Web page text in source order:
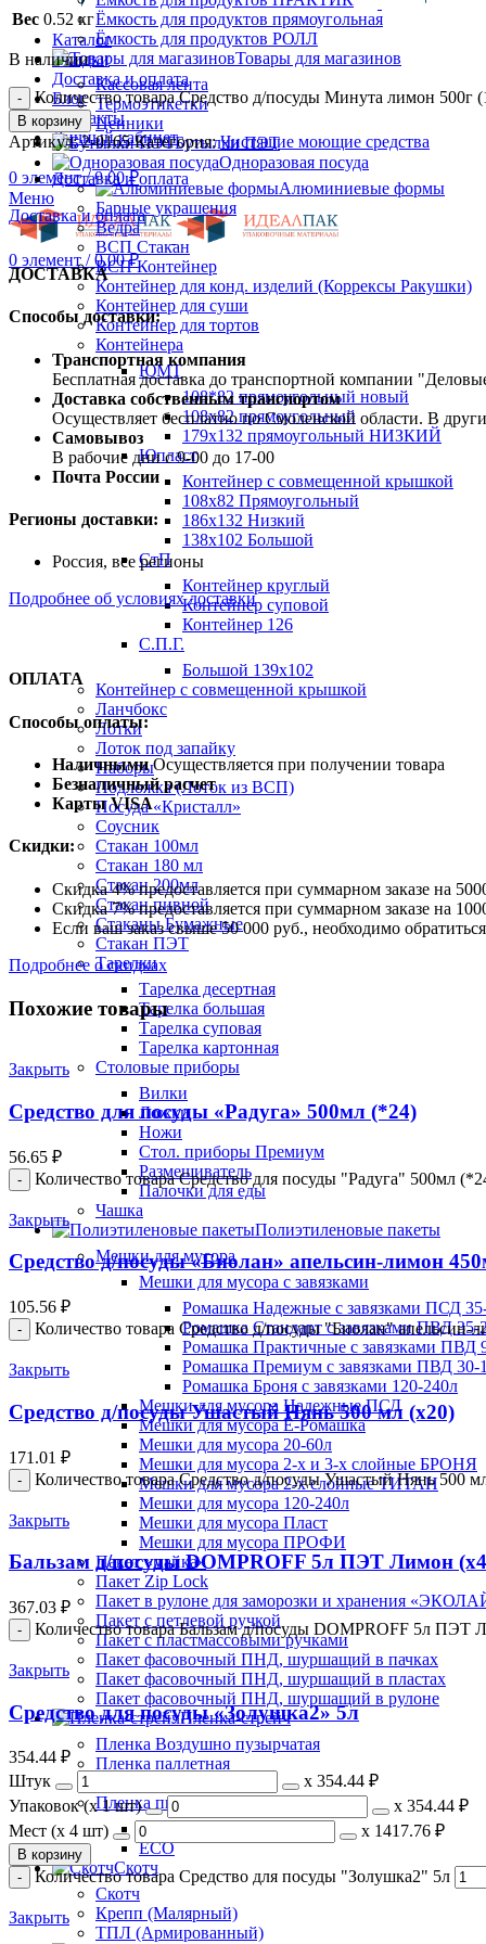
Каталог
Скидки
Доставка и оплата
Блог
Контакты
Личный кабинет
0 элемент / 0.00₽
Меню
0 элемент / 0.00₽
Ёмкость для продуктов прямоугольная
Ёмкость для продуктов РОЛЛ
Товары для магазинов
Кассовая лента
Термоэтикетки
Ценники
Бутылки ПЭТ
Одноразовая посуда
Алюминиевые формы
Барные украшения
Ведра
ВСП Стакан
ВСП Контейнер
Контейнер для конд. изделий (Коррексы Ракушки)
Контейнер для суши
Контейнер для тортов
Контейнера
ЮМТ
108*82 прямоугольный новый
108х82 прямоугольный
179х132 прямоугольный НИЗКИЙ
Юпласт
Контейнер с совмещенной крышкой
108х82 Прямоугольный
186х132 Низкий
138х102 Большой
СтП
Контейнер круглый
Контейнер суповой
Контейнер 126
С.П.Г.
Большой 139х102
Контейнер с совмещенной крышкой
Ланчбокс
Лотки
Лоток под запайку
Наборы
Подложка (Лоток из ВСП)
Посуда «Кристалл»
Соусник
Стакан 100мл
Стакан 180 мл
Стакан 200мл
Стакан пивной
Стаканы Бумажные
Стакан ПЭТ
Тарелки
Тарелка десертная
Тарелка большая
Тарелка суповая
Тарелка картонная
Столовые приборы
Вилки
Ложки
Ножи
Стол. приборы Премиум
Размешиватель
Палочки для еды
Чашка
Полиэтиленовые пакеты
Мешки для мусора
Мешки для мусора с завязками
Ромашка Надежные с завязками ПСД
Ромашка Стандарт с завязками ПВД 35-
Ромашка Практичные с завязками ПВД
Ромашка Премиум с завязками ПВД 30-
Ромашка Броня с завязками 120-240л
Мешки для мусора Надежные ПСД
Мешки для мусора Ё-Ромашка
Мешки для мусора 20-60л
Мешки для мусора 2-х и 3-х слойные БРОНЯ
Мешки для мусора 2-х слойные ТИТАН
Мешки для мусора 120-240л
Мешки для мусора Пласт
Мешки для мусора ПРОФИ
Пакет «майка»
Пакет Zip Lock
Пакет в рулоне для заморозки и хранения
Пакет с петлевой ручкой
Пакет с пластмассовыми ручками
Пакет фасовочный ПНД, шуршащий в пачках
Пакет фасовочный ПНД, шуршащий в пластах
Пакет фасовочный ПНД, шуршащий в рулоне
Пленка-стрейч
Пленка Воздушно пузырчатая
Пленка паллетная
Пленка пищевая
Десногорск
ECO
Скотч
Скотч
Крепп (Малярный)
ТПЛ (Армированный)
Вес 0.52 кг
В наличии
Количество товара Средство д/посуды Минута лимон 500г
В корзину
Артикул:2-0165 Категория:Чистящие моющие средства
Доставка и оплата
Доставка и оплата
ДОСТАВКА
Способы доставки:
Транспортная компания
Бесплатная доставка до транспортной компании
Доставка собственным транспортом
Осуществляет бесплатно по Смоленской области. В
Самовывоз
В рабочие дни с 9-00 до 17-00
Почта России
Регионы доставки:
Россия, все регионы
Подробнее об условиях доставки
ОПЛАТА
Способы оплаты:
НаличнымиОсуществляется при получении товара
Безналичный расчет
Карты VISA
Скидки:
Скидка 4% предоставляется при суммарном заказе на
Скидка 7% предоставляется при суммарном заказе на
Если ваш заказ свыше 50 000 руб., необходимо
Подробнее о скидках
Похожие товары
Закрыть
Средство для посуды «Радуга» 500мл (*24)
56.65 ₽
Количество товара Средство для посуды "Радуга" 500мл
Закрыть
Средство д/посуды «Биолан» апельсин-лимон
105.56 ₽
Количество товара Средство д/посуды "Биолан" апельсин-
Закрыть
Средство д/посуды Ушастый Нянь 500 мл (х20)
171.01 ₽
Количество товара Средство д/посуды Ушастый Нянь 500
Закрыть
Бальзам д/посуды DOMPROFF 5л ПЭТ Лимон
367.03 ₽
Количество товара Бальзам д/посуды DOMPROFF 5л ПЭТ
Закрыть
Средство для посуды «Золушка2» 5л
354.44 ₽
Штук
х 354.44 ₽
Упаковок (x 1 шт)
х 354.44 ₽
Мест (x 4 шт)
х 1417.76 ₽
В корзину
Количество товара Средство для посуды "Золушка2" 5л
Закрыть